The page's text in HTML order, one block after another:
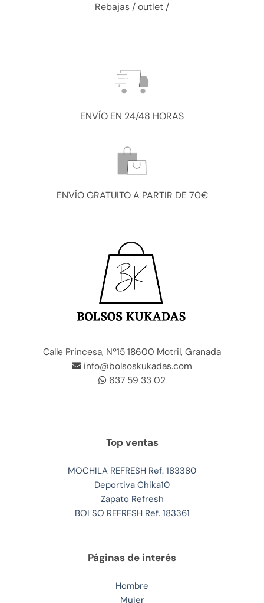
Rebajas / outlet /
ENVÍO EN 24/48 HORAS
ENVÍO GRATUITO A PARTIR DE 70€
Calle Princesa, Nº15 18600 Motril, Granada
info@bolsoskukadas.com
637 59 33 02
Top ventas
MOCHILA REFRESH Ref. 183380
Deportiva Chika10
Zapato Refresh
BOLSO REFRESH Ref. 183361
Páginas de interés
Hombre
Mujer